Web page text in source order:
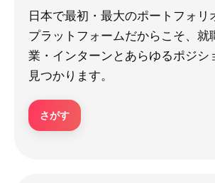
日本で最初・最大のポートフォリ
プラットフォームだからこそ、就
業・インターンとあらゆるポジシ
見つかります。
さがす